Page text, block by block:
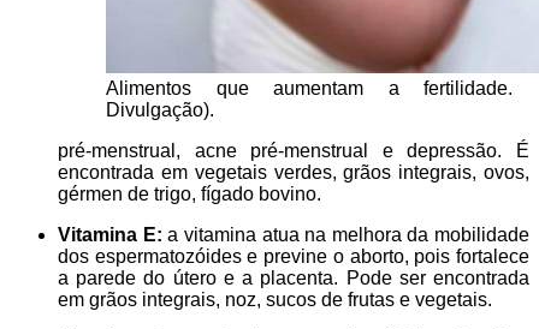
Alimentos que aumentam a fertilidade.
Divulgação).
pré-menstrual, acne pré-menstrual e depressão. É
encontrada em vegetais verdes, grãos integrais, ovos,
gérmen de trigo, fígado bovino.
Vitamina E: a vitamina atua na melhora da mobilidade
dos espermatozóides e previne o aborto, pois fortalece
a parede do útero e a placenta. Pode ser encontrada
em grãos integrais, noz, sucos de frutas e vegetais.